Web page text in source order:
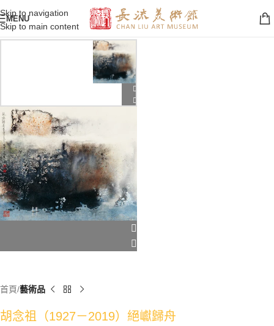
Skip to navigation
Skip to main content
MENU
首頁 藝術品
胡念祖（1927－2019）絕巘歸舟